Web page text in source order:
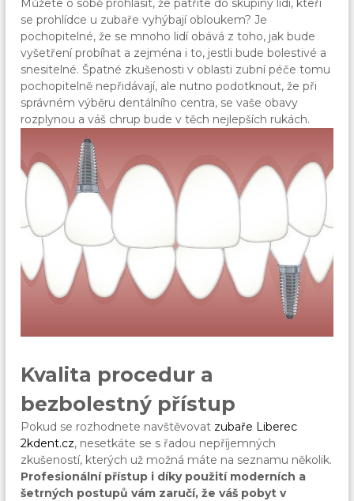
Můžete o sobě prohlásit, že patříte do skupiny lidí, kteří
se prohlídce u zubaře vyhýbají obloukem? Je
pochopitelné, že se mnoho lidí obává z toho, jak bude
vyšetření probíhat a zejména i to, jestli bude bolestivé a
snesitelné. Špatné zkušenosti v oblasti zubní péče tomu
pochopitelně nepřidávají, ale nutno podotknout, že při
správném výběru dentálního centra, se vaše obavy
rozplynou a váš chrup bude v těch nejlepších rukách.
Kvalita procedur a
bezbolestný přístup
Pokud se rozhodnete navštěvovat zubaře Liberec
2kdent.cz, nesetkáte se s řadou nepříjemných
zkušeností, kterých už možná máte na seznamu několik.
Profesionální přístup i díky použití moderních a
šetrných postupů vám zaručí, že váš pobyt v